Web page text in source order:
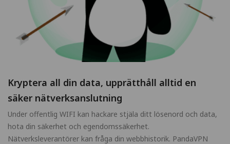
Kryptera all din data, upprätthåll alltid en
säker nätverksanslutning
Under offentlig WIFI kan hackare stjäla ditt lösenord och data,
hota din säkerhet och egendomssäkerhet.
Nätverksleverantörer kan fråga din webbhistorik. PandaVPN